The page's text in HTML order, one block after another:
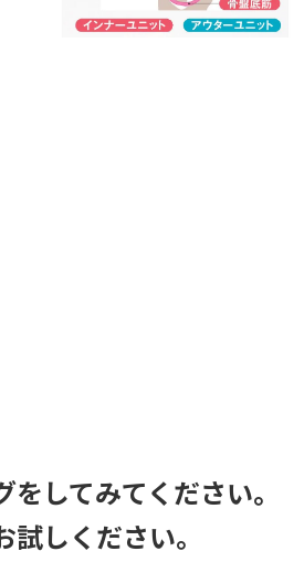
してみてください。
しください。